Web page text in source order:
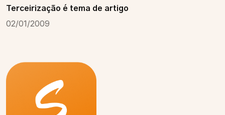
Terceirização é tema de artigo
02/01/2009